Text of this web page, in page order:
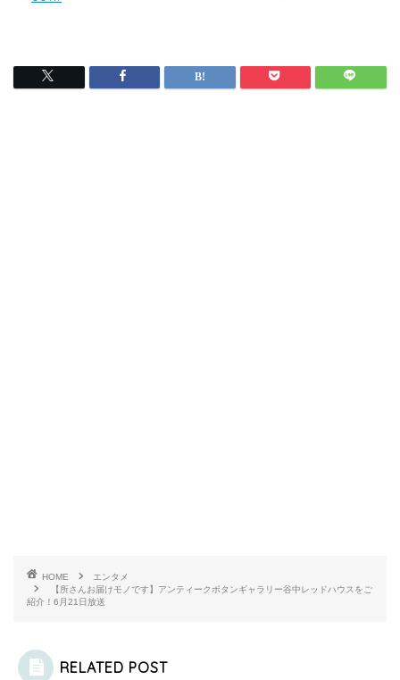
HOME
エンタメ
【所さんお届けモノです】アンティークボタンギャラリー谷中レッドハウスをご
紹介！6月21日放送
RELATED POST